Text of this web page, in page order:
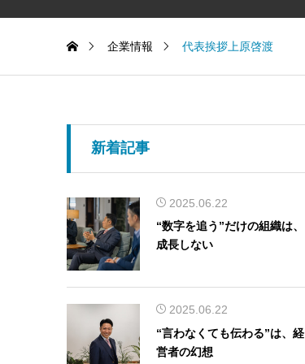
企業情報 代表挨拶上原啓渡
新着記事
2025.06.22
“数字を追う”だけの組織は、
成長しない
2025.06.22
“言わなくても伝わる”は、経
営者の幻想